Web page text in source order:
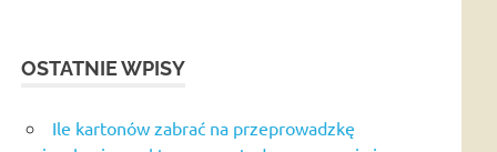
OSTATNIE WPISY
Ile kartonów zabrać na przeprowadzkę